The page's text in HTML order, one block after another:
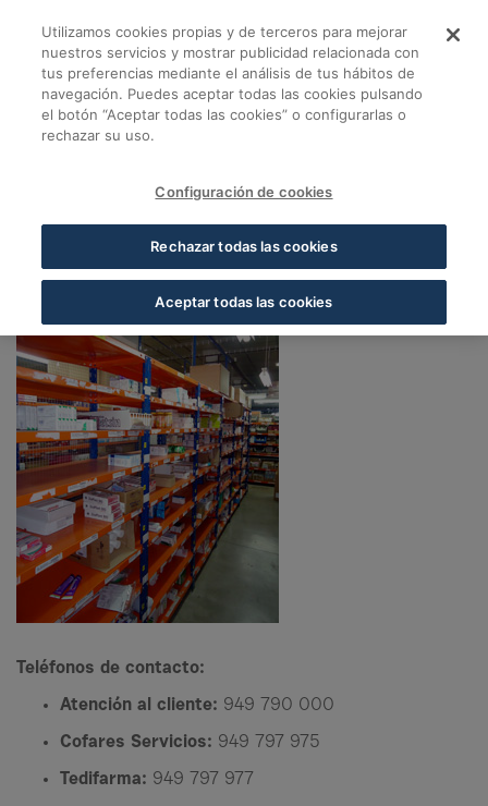
Almacén Albacete -
Volver a Almacenes Cofares
Albacete
02006, Albacete, Albacete
Teléfonos de contacto:
Atención al cliente: 949 790 000
Cofares Servicios: 949 797 975
Tedifarma: 949 797 977
Utilizamos cookies propias y de terceros para mejorar
nuestros servicios y mostrar publicidad relacionada con
tus preferencias mediante el análisis de tus hábitos de
navegación. Puedes aceptar todas las cookies pulsando
el botón “Aceptar todas las cookies” o configurarlas o
rechazar su uso.
Configuración de cookies
Rechazar todas las cookies
Aceptar todas las cookies